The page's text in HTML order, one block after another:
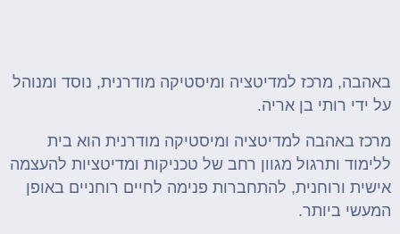
באהבה, מרכז למדיטציה ומיסטיקה מודרנית, נוסד ומנוהל
על ידי רותי בן אריה.
מרכז באהבה למדיטציה ומיסטיקה מודרנית הוא בית
ללימוד ותרגול מגוון רחב של טכניקות ומדיטציות להעצמה
אישית ורוחנית, להתחברות פנימה לחיים רוחניים באופן
המעשי ביותר.